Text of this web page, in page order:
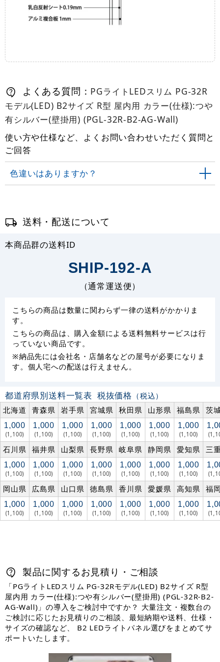
よくある質問： PGライトLEDスリム PG-32R
モデル(LED) B2サイズ R型 屋内用 カラー(仕様):つや
有シルバー(壁掛用) (PGL-32R-B2-AG-Wall)
使い方や仕様など、よくお問い合わせいただく質問と
ご回答
色違いはありますか？
送料・配送について
本商品群の送料ID
SHIP-192-A
（通常運送便）
こちらの商品は数量に関わらず一律の送料がかかりま
す。
こちらの商品は、購入金額による送料無料サービスは行
っていない商品です。
※納品先には会社名・店舗名などの屋号が必要になりま
す。個人宅への配送は行えません。
都道府県別送料一覧表 税抜価格 （税込）
北海道
青森県 岩手県 宮城県 秋田県 山形県 福島県 茨
1,000
(1,100)
1,000
(1,100)
1,000
(1,100)
1,000
(1,100)
1,000
(1,100)
1,000
(1,100)
1,000
(1,100)
石川県 福井県 山梨県 長野県 岐阜県 静岡県 愛知県 三
1,000
(1,100)
1,000
(1,100)
1,000
(1,100)
1,000
(1,100)
1,000
(1,100)
1,000
(1,100)
1,000
(1,100)
岡山県 広島県 山口県 徳島県 香川県 愛媛県 高知県 福
1,000
(1,100)
1,000
(1,100)
1,000
(1,100)
1,000
(1,100)
1,000
(1,100)
1,000
(1,100)
1,000
(1,100)
製品に関するお見積り・ご相談
「PGライトLEDスリム PG-32Rモデル(LED) B2サイズ R型
屋内用 カラー(仕様):つや有シルバー(壁掛用) (PGL-32R-B2-
AG-Wall)」の導入をご検討中ですか？ 大量注文・複数台の
ご検討に応じたお見積りのご相談、最短納期や送料、仕様・
サイズの確認など、 B2 LEDライトパネル選びをまとめてサ
ポートいたします。